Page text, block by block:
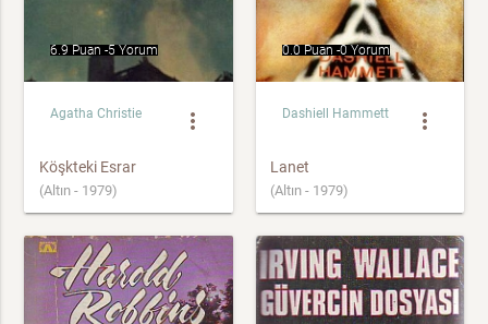
6.9 Puan -5 Yorum
Agatha Christie more_vert
Köşkteki Esrar
(Altın - 1979)
0.0 Puan -0 Yorum
Dashiell Hammett more_vert
Lanet
(Altın - 1979)